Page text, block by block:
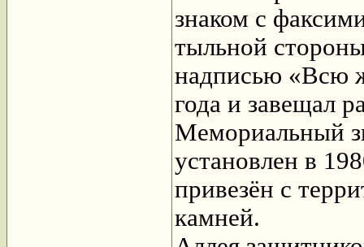
знаком с
тыльной
надписью «Всю
года и завещал
Мемориальный
установлен в
привезён с
камней.